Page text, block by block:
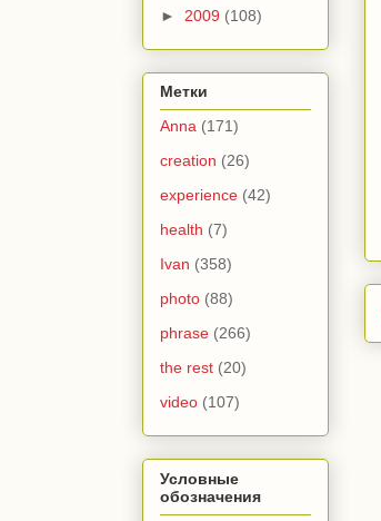
► 2009 (108)
Метки
Anna (171)
creation (26)
experience (42)
health (7)
Ivan (358)
photo (88)
phrase (266)
the rest (20)
video (107)
Условные
обозначения